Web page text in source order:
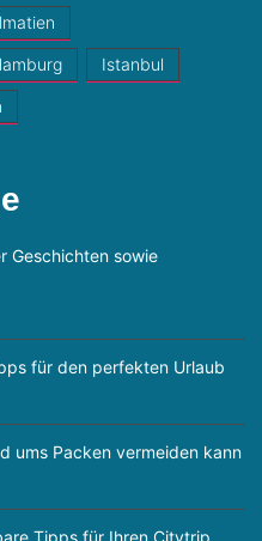
Istanbul
Geschichten sowie
für den perfekten Urlaub
ums Packen vermeiden kann
Tipps für Ihren Citytrip